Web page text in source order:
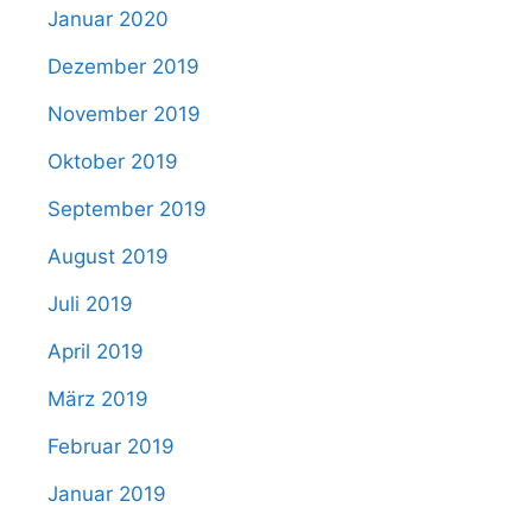
Januar 2020
Dezember 2019
November 2019
Oktober 2019
September 2019
August 2019
Juli 2019
April 2019
März 2019
Februar 2019
Januar 2019